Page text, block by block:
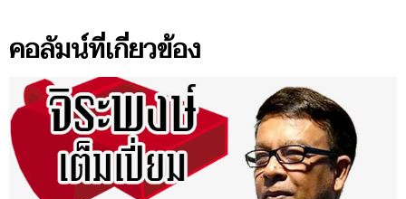
คอลัมน์ที่เกี่ยวข้อง